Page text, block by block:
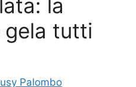
la
gela tutti
Palombo